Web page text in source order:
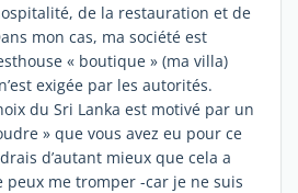
de la restauration et de
mon cas, ma société est
« boutique » (ma villa)
exigée par les autorités.
du Sri Lanka est motivé par un
» que vous avez eu pour ce
d’autant mieux que cela a
peux me tromper -car je ne suis